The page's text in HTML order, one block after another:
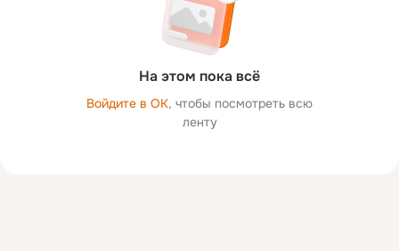
На этом пока всё
Войдите в ОК, чтобы посмотреть всю
ленту